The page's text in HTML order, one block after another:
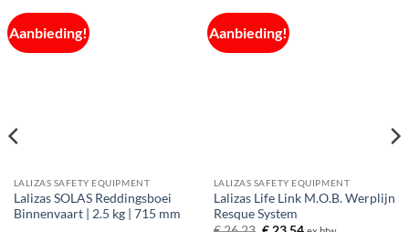
Aanbieding!
LALIZAS SAFETY EQUIPMENT
Lalizas SOLAS Reddingsboei
Binnenvaart | 2.5 kg | 715 mm
Aanbieding!
LALIZAS SAFETY EQUIPMENT
Lalizas Life Link M.O.B. Werplijn
Resque System